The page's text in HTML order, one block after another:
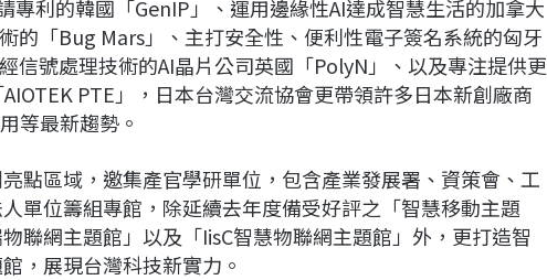
專利的韓國「GenIP」、運用邊緣性AI達成智慧生活的加拿大
的「Bug Mars」、主打安全性、便利性電子簽名系統的匈牙
信號處理技術的AI晶片公司英國「PolyN」、以及專注提供更
PTE」，日本台灣交流協會更帶領許多日本新創廠商
等最新趨勢。
點區域，邀集產官學研單位，包含產業發展署、資策會、工
單位籌組專館，除延續去年度備受好評之「智慧移動主題
聯網主題館」以及「IisC智慧物聯網主題館」外，更打造智
，展現台灣科技新實力。